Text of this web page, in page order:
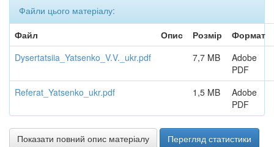
Файли цього матеріалу:
Файл
Опис Розмір
Формат
Dysertatsiia_Yatsenko_V.V._ukr.pdf
7,7 MB
Adobe
PDF
Referat_Yatsenko_ukr.pdf
1,5 MB
Adobe
PDF
Показати повний опис матеріалу Перегляд статистики